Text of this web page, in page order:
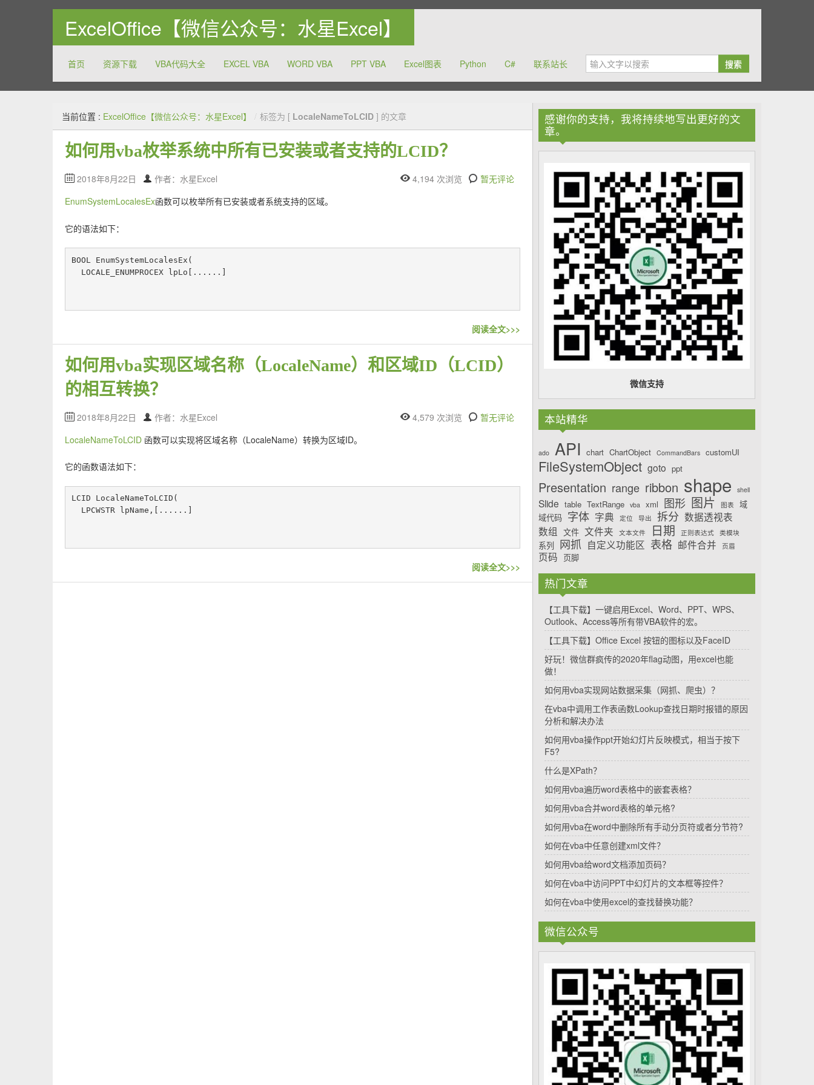
ExcelOffice【微信公众号：水星Excel】
首页 资源下载 VBA代码大全 EXCEL VBA WORD VBA PPT VBA Excel图表 Python C# 联系站长 搜索
关注和分享Excel以及Office系列软件的方方面面，致力于提高中国的办公软件的使用水平
当前位置 : ExcelOffice【微信公众号：水星Excel】 / 标签为 [ LocaleNameToLCID ] 的文章
如何用vba枚举系统中所有已安装或者支持的LCID？
2018年8月22日 作者：水星Excel 4,194 次浏览
暂无评论
EnumSystemLocalesEx函数可以枚举所有已安装或者系统支持的区域。
它的语法如下：
BOOL EnumSystemLocalesEx(
  LOCALE_ENUMPROCEX lpLo[......]
阅读全文>>>
如何用vba实现区域名称（LocaleName）和区域ID（LCID）
的相互转换？
2018年8月22日 作者：水星Excel 4,579 次浏览
暂无评论
LocaleNameToLCID 函数可以实现将区域名称（LocaleName）转换为区域ID。
它的函数语法如下：
LCID LocaleNameToLCID(
  LPCWSTR lpName,[......]
阅读全文>>>
感谢你的支持，我将持续地写出更好的文
章。
微信支持
本站精华
ado API chart ChartObject CommandBars customUI
FileSystemObject goto ppt
Presentation range ribbon shape shell
Slide table TextRange vba xml 图形 图片 图表
域
域代码 字体 字典 定位 导出 拆分 数据透视表
数组 文件 文件夹 文本文件 日期 正则表达式 类模块
系列 网抓 自定义功能区 表格 邮件合并 页眉
页码 页脚
热门文章
【工具下载】一键启用Excel、Word、PPT、WPS、
Outlook、Access等所有带VBA软件的宏。
【工具下载】Office Excel 按钮的图标以及FaceID
好玩！微信群疯传的2020年flag动图，用excel也能
做！
如何用vba实现网站数据采集（网抓、爬虫）？
在vba中调用工作表函数Lookup查找日期时报错的原因
分析和解决办法
如何用vba操作ppt开始幻灯片反映模式，相当于按下
F5?
什么是XPath？
如何用vba遍历word表格中的嵌套表格？
如何用vba合并word表格的单元格?
如何用vba在word中删除所有手动分页符或者分节符?
如何在vba中任意创建xml文件？
如何用vba给word文档添加页码？
如何在vba中访问PPT中幻灯片的文本框等控件？
如何在vba中使用excel的查找替换功能？
微信公众号